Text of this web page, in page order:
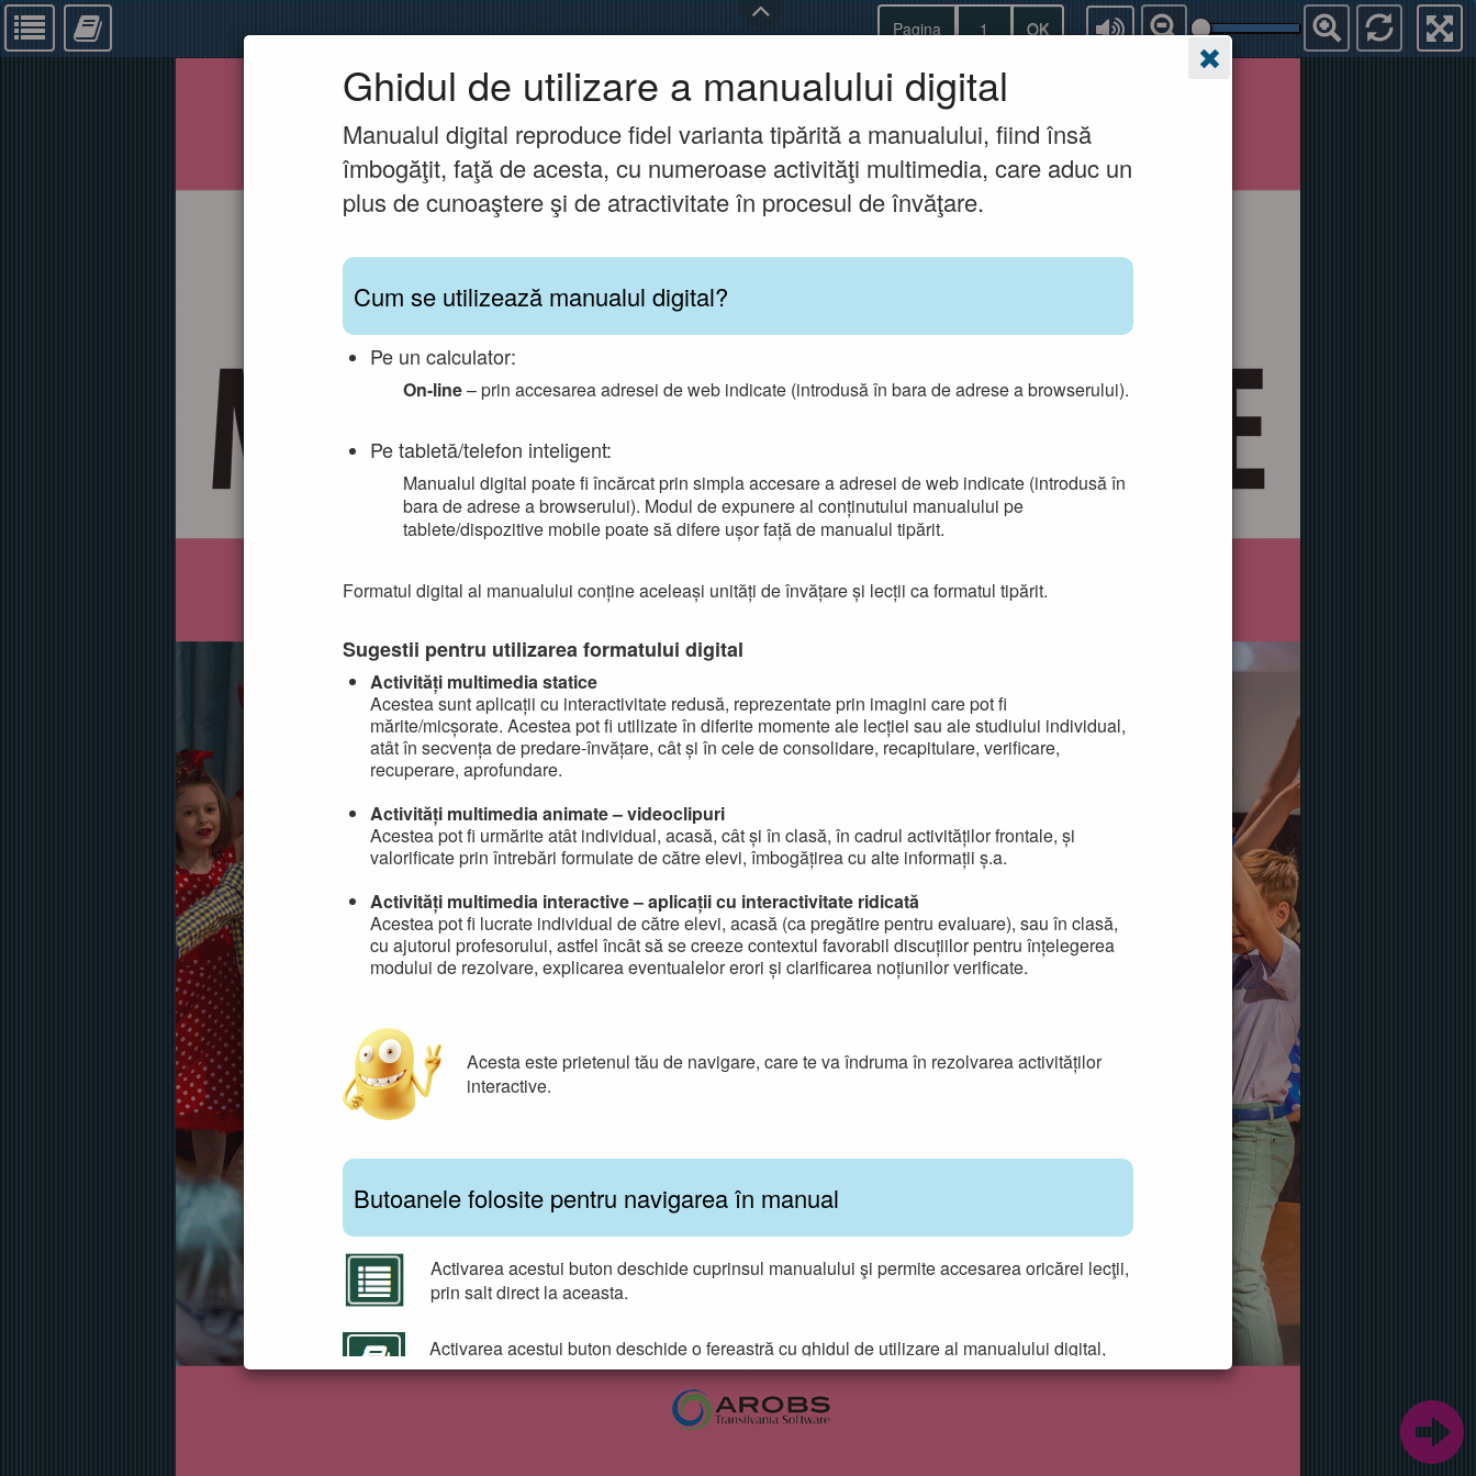
Pagina OK
Ghidul de utilizare a manualului digital
Manualul digital reproduce fidel varianta tipărită a manualului, fiind însă
îmbogăţit, faţă de acesta, cu numeroase activităţi multimedia, care aduc un
plus de cunoaştere şi de atractivitate în procesul de învăţare.
Cum se utilizează manualul digital?
Pe un calculator:
On-line– prin accesarea adresei de web indicate (introdusă în bara de adrese a browserului).
Pe tabletă/telefon inteligent:
Manualul digital poate fi încărcat prin simpla accesare a adresei de web indicate (introdusă în
bara de adrese a browserului). Modul de expunere al conținutului manualului pe
tablete/dispozitive mobile poate să difere ușor față de manualul tipărit.
Formatul digital al manualului conține aceleași unități de învățare și lecții ca formatul tipărit.
Sugestii pentru utilizarea formatului digital
Activități multimedia statice
Acestea sunt aplicații cu interactivitate redusă, reprezentate prin imagini care pot fi
mărite/micșorate. Acestea pot fi utilizate în diferite momente ale lecției sau ale studiului individual,
atât în secvența de predare-învățare, cât și în cele de consolidare, recapitulare, verificare,
recuperare, aprofundare.
Activități multimedia animate – videoclipuri
Acestea pot fi urmărite atât individual, acasă, cât și în clasă, în cadrul activităților frontale, și
valorificate prin întrebări formulate de către elevi, îmbogățirea cu alte informații ș.a.
Activități multimedia interactive – aplicații cu interactivitate ridicată
Acestea pot fi lucrate individual de către elevi, acasă (ca pregătire pentru evaluare), sau în clasă,
cu ajutorul profesorului, astfel încât să se creeze contextul favorabil discuțiilor pentru înțelegerea
modului de rezolvare, explicarea eventualelor erori și clarificarea noțiunilor verificate.
Acesta este prietenul tău de navigare, care te va îndruma în rezolvarea activităților
interactive.
Butoanele folosite pentru navigarea în manual
Activarea acestui buton deschide cuprinsul manualului şi permite accesarea oricărei lecţii,
prin salt direct la aceasta.
Activarea acestui buton deschide o fereastră cu ghidul de utilizare al manualului digital,
unde sunt explicate toate butoanele utilizate în cadrul manualului digital.
Activarea acestui buton permite navigarea prin manual, prin saltul direct la o